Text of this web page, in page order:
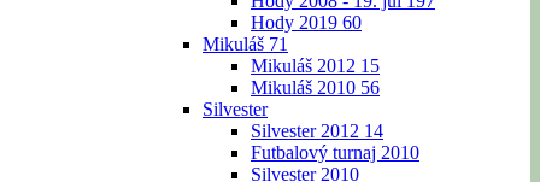
Hody 2019 60
Mikuláš 71
Mikuláš 2012 15
Mikuláš 2010 56
Silvester
Silvester 2012 14
Futbalový turnaj 2010
Silvester 2010